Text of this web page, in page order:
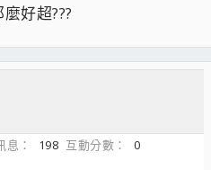
好超???
息 198 互動分數
0